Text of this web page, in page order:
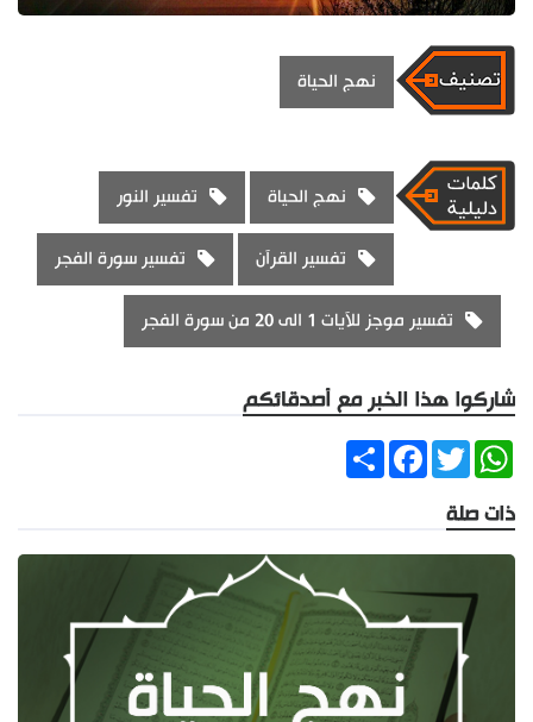
نهج الحياة
نهج الحياة تفسير النور
تفسير القرآن تفسير سورة الفجر
تفسير موجز للآيات 1 الى 20 من سورة الفجر
شاركوا هذا الخبر مع أصدقائكم
ShareFacebookTwitter
WhatsApp
ذات صلة